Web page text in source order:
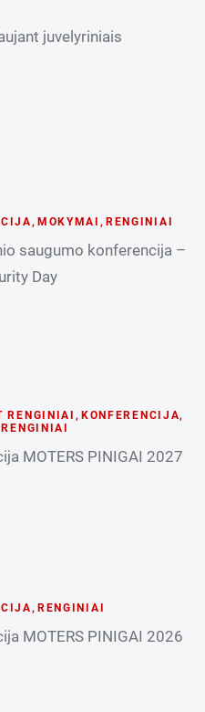
juvelyriniais
, MOKYMAI , RENGINIAI
saugumo konferencija –
Day
RENGINIAI , KONFERENCIJA,
RENGINIAI
MOTERS PINIGAI 2027
, RENGINIAI
MOTERS PINIGAI 2026